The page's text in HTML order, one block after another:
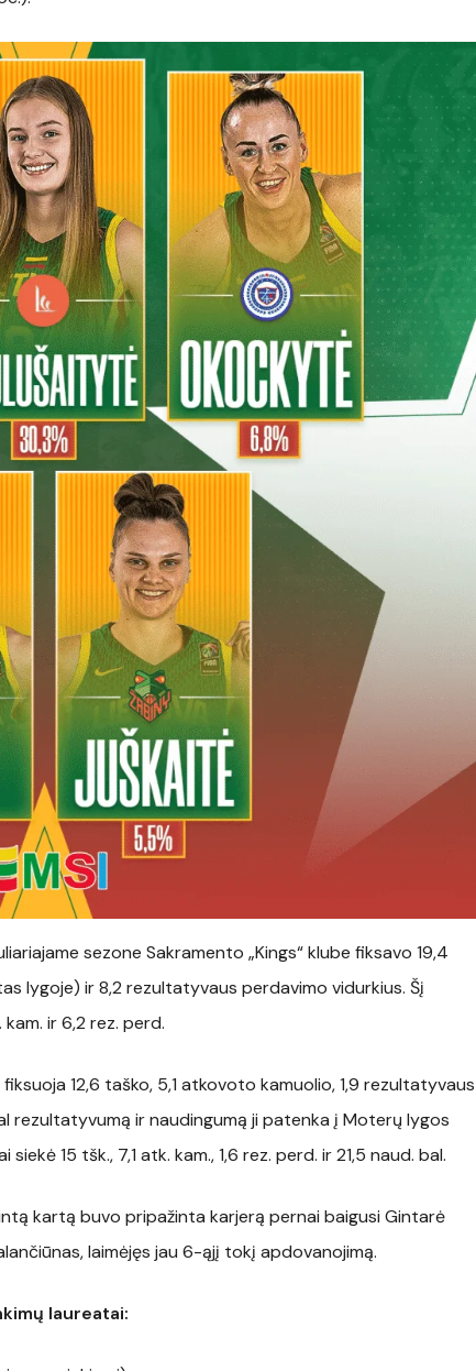
sezone Sakramento „Kings“ klube fiksavo 19,4
lygoje) ir 8,2 rezultatyvaus perdavimo vidurkius. Šį
ir 6,2 rez. perd.
12,6 taško, 5,1 atkovoto kamuolio, 1,9 rezultatyvaus
rezultatyvumą ir naudingumą ji patenka į Moterų lygos
15 tšk., 7,1 atk. kam., 1,6 rez. perd. ir 21,5 naud. bal.
kartą buvo pripažinta karjerą pernai baigusi Gintarė
laimėjęs jau 6-ąjį tokį apdovanojimą.
laureatai: